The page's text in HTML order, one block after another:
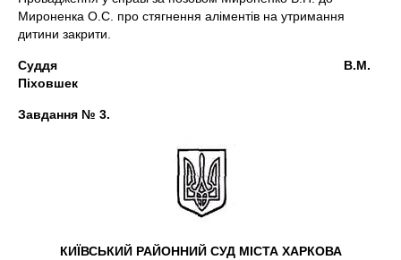
Мироненка О.С. про стягнення аліментів на утримання
дитини закрити.
Суддя В.М.
Піховшек
Завдання № 3.
КИЇВСЬКИЙ РАЙОННИЙ СУД МІСТА ХАРКОВА